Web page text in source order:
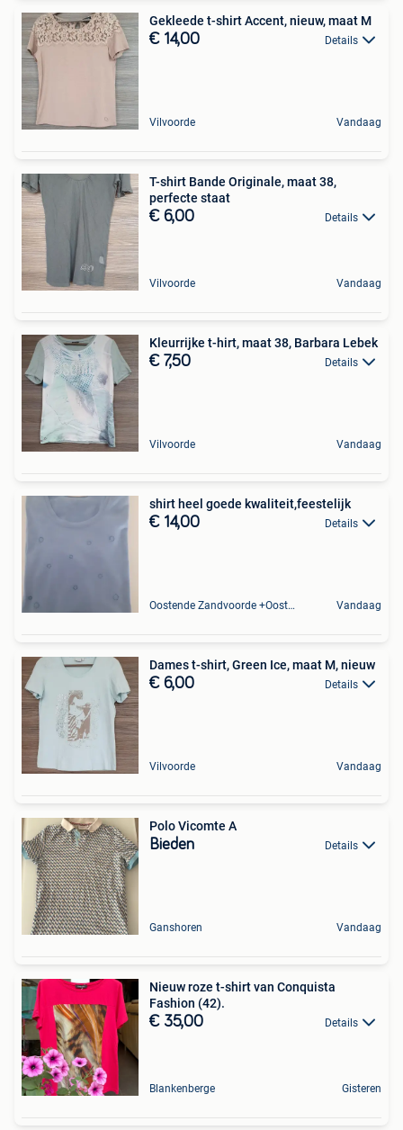
Gekleede t-shirt Accent, nieuw, maat M
€ 14,00 Details
Vilvoorde Vandaag
T-shirt Bande Originale, maat 38,
perfecte staat
€ 6,00 Details
Vilvoorde Vandaag
Kleurrijke t-hirt, maat 38, Barbara Lebek
€ 7,50 Details
Vilvoorde Vandaag
shirt heel goede kwaliteit,feestelijk
€ 14,00 Details
Oostende Zandvoorde +Oostende Vandaag
Dames t-shirt, Green Ice, maat M, nieuw
€ 6,00 Details
Vilvoorde Vandaag
Polo Vicomte A
Bieden Details
Ganshoren Vandaag
Nieuw roze t-shirt van Conquista
Fashion (42).
€ 35,00 Details
Blankenberge Gisteren